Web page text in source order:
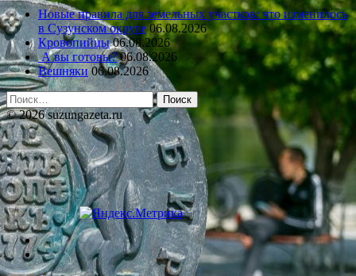
Новые правила для земельных участков: что изменилось
в Сузунском округе 06.08.2026
Кровопийцы 06.08.2026
А вы готовы? 06.08.2026
Вешняки 06.08.2026
Найти:
© 2026 suzungazeta.ru